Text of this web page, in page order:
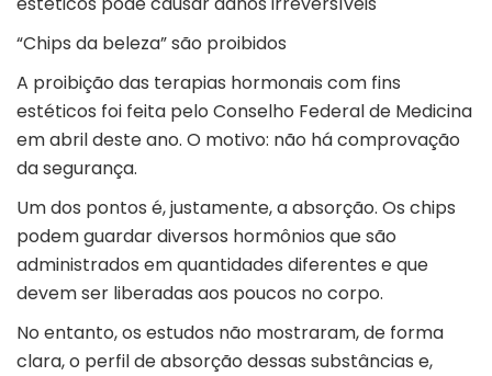
“Chips da beleza” são proibidos
A proibição das terapias hormonais com fins
estéticos foi feita pelo Conselho Federal de Medicina
em abril deste ano. O motivo: não há comprovação
da segurança.
Um dos pontos é, justamente, a absorção. Os chips
podem guardar diversos hormônios que são
administrados em quantidades diferentes e que
devem ser liberadas aos poucos no corpo.
No entanto, os estudos não mostraram, de forma
clara, o perfil de absorção dessas substâncias e,